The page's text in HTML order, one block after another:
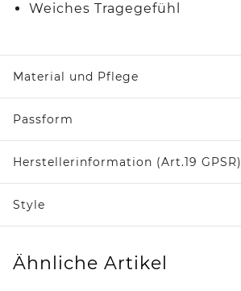
Weiches Tragegefühl
Material und Pflege
Passform
Herstellerinformation (Art.19 GPSR)
Style
Ähnliche Artikel